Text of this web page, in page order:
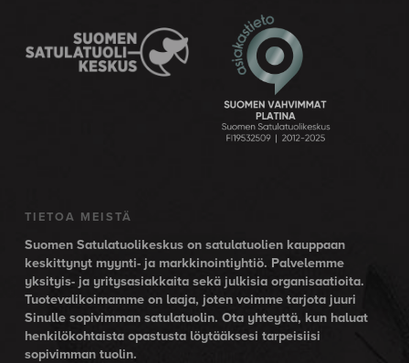
TIETOA MEISTÄ
Suomen Satulatuolikeskus on satulatuolien kauppaan
keskittynyt myynti- ja markkinointiyhtiö. Palvelemme
yksityis- ja yritysasiakkaita sekä julkisia organisaatioita.
Tuotevalikoimamme on laaja, joten voimme tarjota juuri
Sinulle sopivimman satulatuolin. Ota yhteyttä, kun haluat
henkilökohtaista opastusta löytääksesi tarpeisiisi
sopivimman tuolin.